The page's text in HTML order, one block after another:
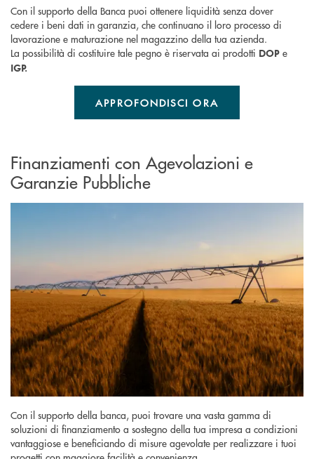
Con il supporto della Banca puoi ottenere liquidità senza dover
cedere i beni dati in garanzia, che continuano il loro processo di
lavorazione e maturazione nel magazzino della tua azienda.
La possibilità di costituire tale pegno è riservata ai prodotti DOP e
IGP.
APPROFONDISCI ORA
Finanziamenti con Agevolazioni e
Garanzie Pubbliche
Con il supporto della banca, puoi trovare una vasta gamma di
soluzioni di finanziamento a sostegno della tua impresa a condizioni
vantaggiose e beneficiando di misure agevolate per realizzare i tuoi